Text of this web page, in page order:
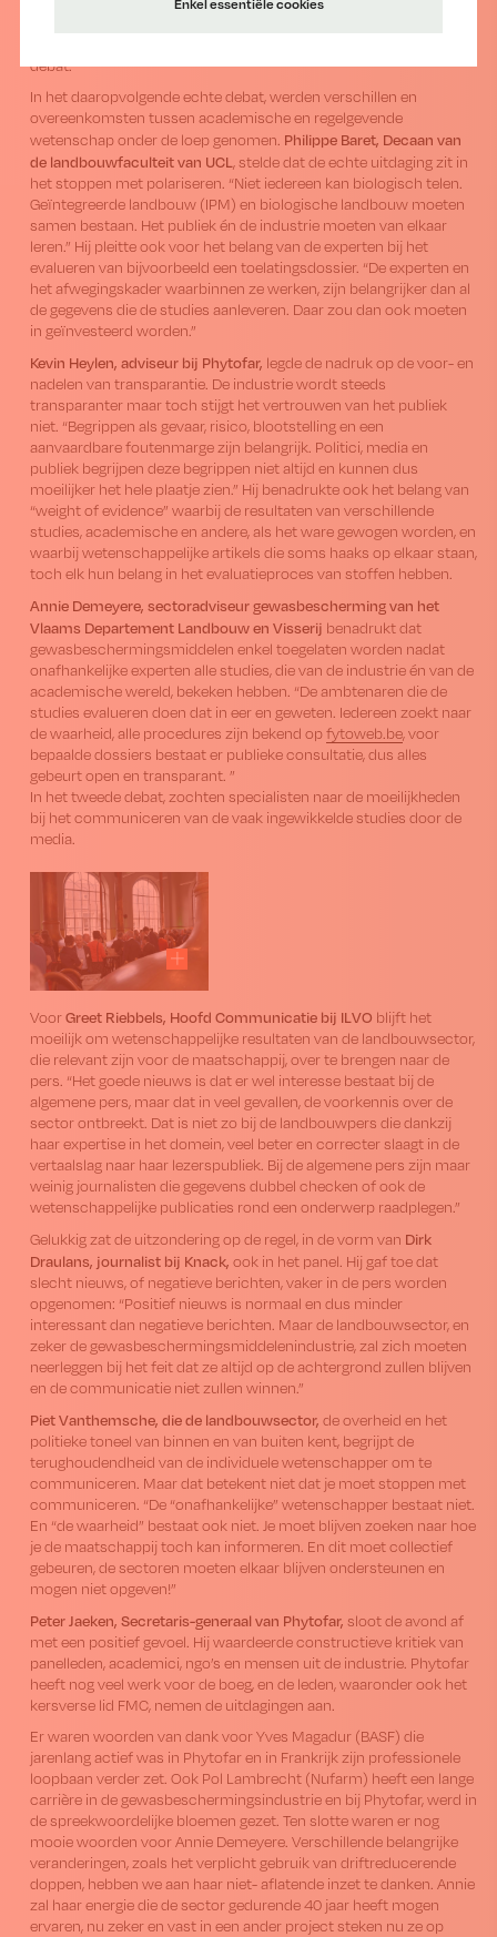
debat.”
In het daaropvolgende echte debat, werden verschillen en
overeenkomsten tussen academische en regelgevende
wetenschap onder de loep genomen. Philippe Baret, Decaan van
de landbouwfaculteit van UCL , stelde dat de echte uitdaging zit in
het stoppen met polariseren. “Niet iedereen kan biologisch telen.
Geïntegreerde landbouw (IPM) en biologische landbouw moeten
samen bestaan. Het publiek én de industrie moeten van elkaar
leren.” Hij pleitte ook voor het belang van de experten bij het
evalueren van bijvoorbeeld een toelatingsdossier. “De experten en
het afwegingskader waarbinnen ze werken, zijn belangrijker dan al
de gegevens die de studies aanleveren. Daar zou dan ook moeten
in geïnvesteerd worden.”
Kevin Heylen, adviseur bij Phytofar, legde de nadruk op de voor- en
nadelen van transparantie. De industrie wordt steeds
transparanter maar toch stijgt het vertrouwen van het publiek
niet. “Begrippen als gevaar, risico, blootstelling en een
aanvaardbare foutenmarge zijn belangrijk. Politici, media en
publiek begrijpen deze begrippen niet altijd en kunnen dus
moeilijker het hele plaatje zien.” Hij benadrukte ook het belang van
“weight of evidence” waarbij de resultaten van verschillende
studies, academische en andere, als het ware gewogen worden, en
waarbij wetenschappelijke artikels die soms haaks op elkaar staan,
toch elk hun belang in het evaluatieproces van stoffen hebben.
Annie Demeyere, sectoradviseur gewasbescherming van het
Vlaams Departement Landbouw en Visserij benadrukt dat
gewasbeschermingsmiddelen enkel toegelaten worden nadat
onafhankelijke experten alle studies, die van de industrie én van de
academische wereld, bekeken hebben. “De ambtenaren die de
studies evalueren doen dat in eer en geweten. Iedereen zoekt naar
de waarheid, alle procedures zijn bekend opfytoweb.be, voor
bepaalde dossiers bestaat er publieke consultatie, dus alles
gebeurt open en transparant. ”
In het tweede debat, zochten specialisten naar de moeilijkheden
bij het communiceren van de vaak ingewikkelde studies door de
media.
VoorGreet Riebbels, Hoofd Communicatie bij ILVO blijft het
moeilijk om wetenschappelijke resultaten van de landbouwsector,
die relevant zijn voor de maatschappij, over te brengen naar de
pers. “Het goede nieuws is dat er wel interesse bestaat bij de
algemene pers, maar dat in veel gevallen, de voorkennis over de
sector ontbreekt. Dat is niet zo bij de landbouwpers die dankzij
haar expertise in het domein, veel beter en correcter slaagt in de
vertaalslag naar haar lezerspubliek. Bij de algemene pers zijn maar
weinig journalisten die gegevens dubbel checken of ook de
wetenschappelijke publicaties rond een onderwerp raadplegen.”
Gelukkig zat de uitzondering op de regel, in de vorm van Dirk
Draulans, journalist bij Knack, ook in het panel. Hij gaf toe dat
slecht nieuws, of negatieve berichten, vaker in de pers worden
opgenomen: “Positief nieuws is normaal en dus minder
interessant dan negatieve berichten. Maar de landbouwsector, en
zeker de gewasbeschermingsmiddelenindustrie, zal zich moeten
neerleggen bij het feit dat ze altijd op de achtergrond zullen blijven
en de communicatie niet zullen winnen.”
Piet Vanthemsche, die de landbouwsector, de overheid en het
politieke toneel van binnen en van buiten kent, begrijpt de
terughoudendheid van de individuele wetenschapper om te
communiceren. Maar dat betekent niet dat je moet stoppen met
communiceren. “De “onafhankelijke” wetenschapper bestaat niet.
En “de waarheid” bestaat ook niet. Je moet blijven zoeken naar hoe
je de maatschappij toch kan informeren. En dit moet collectief
gebeuren, de sectoren moeten elkaar blijven ondersteunen en
mogen niet opgeven!”
Peter Jaeken, Secretaris-generaal van Phytofar, sloot de avond af
met een positief gevoel. Hij waardeerde constructieve kritiek van
panelleden, academici, ngo’s en mensen uit de industrie. Phytofar
heeft nog veel werk voor de boeg, en de leden, waaronder ook het
kersverse lid FMC, nemen de uitdagingen aan.
Er waren woorden van dank voor Yves Magadur (BASF) die
jarenlang actief was in Phytofar en in Frankrijk zijn professionele
loopbaan verder zet. Ook Pol Lambrecht (Nufarm) heeft een lange
carrière in de gewasbeschermingsindustrie en bij Phytofar, werd in
de spreekwoordelijke bloemen gezet. Ten slotte waren er nog
mooie woorden voor Annie Demeyere. Verschillende belangrijke
veranderingen, zoals het verplicht gebruik van driftreducerende
doppen, hebben we aan haar niet- aflatende inzet te danken. Annie
zal haar energie die de sector gedurende 40 jaar heeft mogen
ervaren, nu zeker en vast in een ander project steken nu ze op
Enkel essentiële cookies